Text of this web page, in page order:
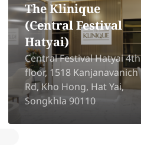
The Klinique
(Central Festival
Hatyai)
Central Festival Hatyai 4th
floor, 1518 Kanjanavanich
Rd, Kho Hong, Hat Yai,
Songkhla 90110